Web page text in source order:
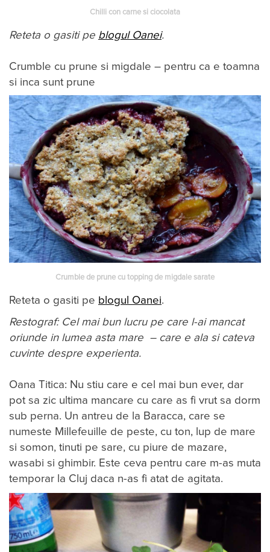
Chilli con carne si ciocolata
Reteta o gasiti pe blogul Oanei.
Crumble cu prune si migdale – pentru ca e toamna
si inca sunt prune
Crumble de prune cu topping de migdale sarate
Reteta o gasiti pe blogul Oanei.
Restograf: Cel mai bun lucru pe care l-ai mancat
oriunde in lumea asta mare – care e ala si cateva
cuvinte despre experienta.
Oana Titica: Nu stiu care e cel mai bun ever, dar
pot sa zic ultima mancare cu care as fi vrut sa dorm
sub perna. Un antreu de la Baracca, care se
numeste Millefeuille de peste, cu ton, lup de mare
si somon, tinuti pe sare, cu piure de mazare,
wasabi si ghimbir. Este ceva pentru care m-as muta
temporar la Cluj daca n-as fi atat de agitata.